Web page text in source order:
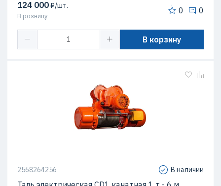
124 000₽/шт.
В розницу
0 0
В корзину
2568264256 В наличии